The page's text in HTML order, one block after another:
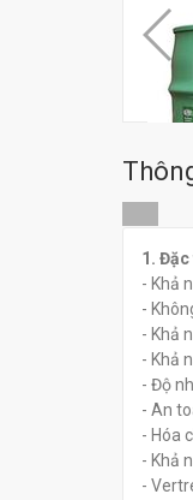
Dầu
0đ
1.
- Khả
-
- Khả
- Khả
- Độ
- An
- Hóa
- Khả
-